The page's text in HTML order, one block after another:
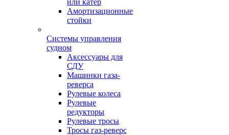
или катер
Амортизационные
стойки
Системы управления
судном
Аксессуары для
СДУ
Машинки газа-
реверса
Рулевые колеса
Рулевые
редукторы
Рулевые тросы
Тросы газ-реверс